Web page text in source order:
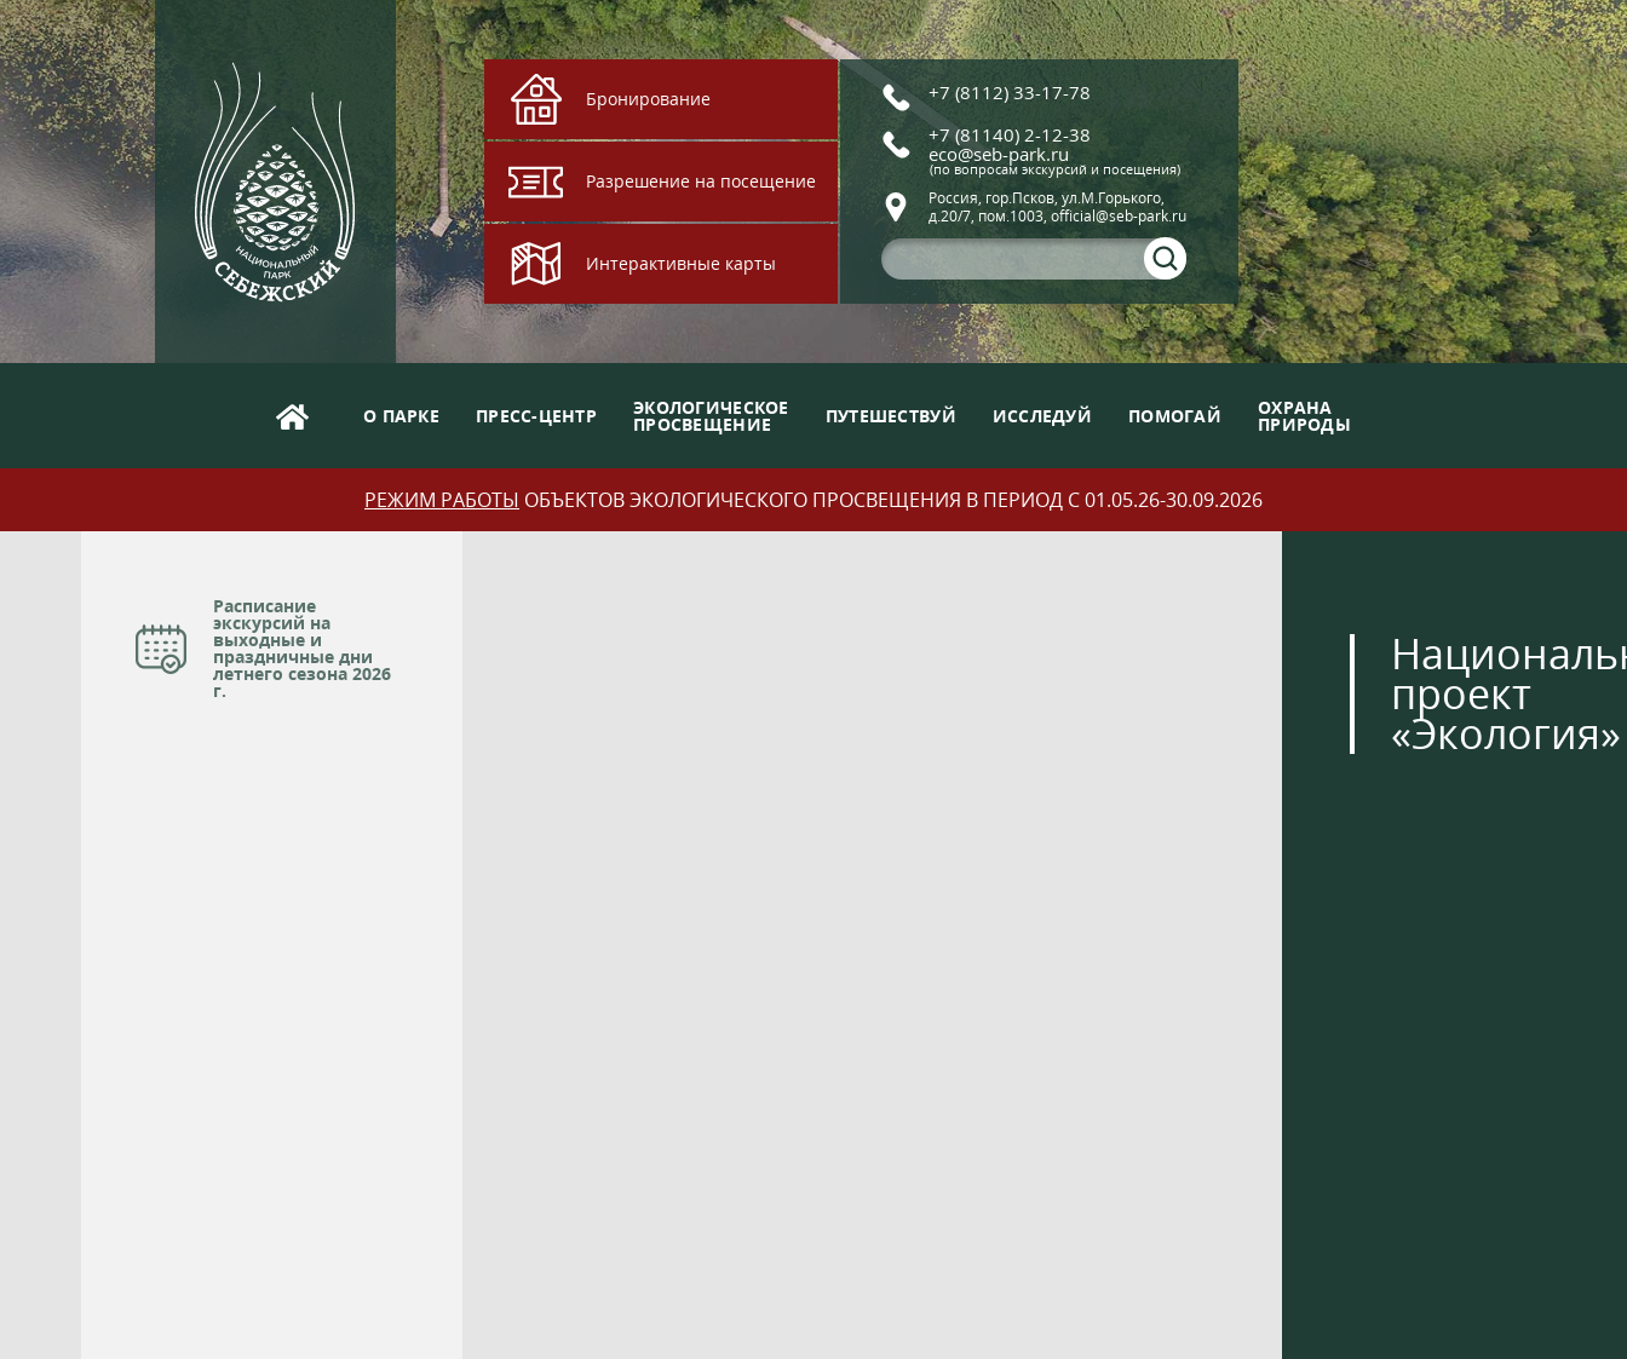
Бронирование
Разрешение на посещение
Интерактивные карты
+7 (8112) 33-17-78
+7 (81140) 2-12-38
eco@seb-park.ru
(по вопросам экскурсий и посещения)
Россия, гор.Псков, ул.М.Горького,
д.20/7, пом.1003, official@seb-park.ru
О ПАРКЕ ПРЕСС-ЦЕНТР ЭКОЛОГИЧЕСКОЕ
ПРОСВЕЩЕНИЕ ПУТЕШЕСТВУЙ ИССЛЕДУЙ ПОМОГАЙ ОХРАНА
ПРИРОДЫ
РЕЖИМ РАБОТЫ ОБЪЕКТОВ ЭКОЛОГИЧЕСКОГО ПРОСВЕЩЕНИЯ В ПЕРИОД С 01.05.26-30.09.2026
Расписание
экскурсий на
выходные и
праздничные дни
летнего сезона 2026
г. проект
«Экология»